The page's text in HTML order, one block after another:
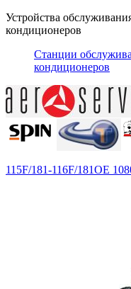
Устройства
кондиционеров
Станции
кондиционеров
115F/181-116F/181OE